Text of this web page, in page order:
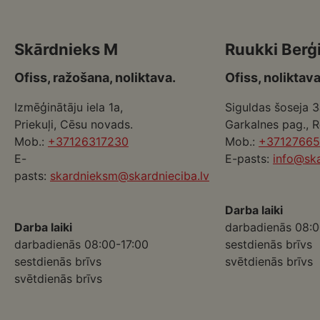
Skārdnieks M
Ofiss, ražošana, noliktava.
Izmēģinātāju iela 1a,
Priekuļi, Cēsu novads.
Mob.: +37126317230
E-
pasts: skardnieksm@skardnieciba.lv
Darba laiki
darbadienās 08:00-17:00
sestdienās brīvs
svētdienās brīvs
Ruukki Berģi
Ofiss,
Siguldas šoseja
Garkalnes pag.,
Mob.:
E-pasts:
Darba laiki
darbadienās
sestdienās brīvs
svētdienās brīvs